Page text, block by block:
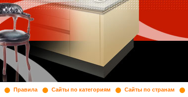
Правила Сайты по категориям Сайты по странам